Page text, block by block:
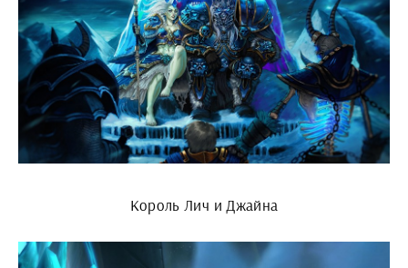
Король Лич и Джайна